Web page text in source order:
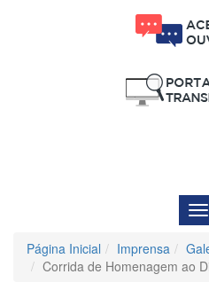
Página Inicial Imprensa
Corrida de Homenagem ao